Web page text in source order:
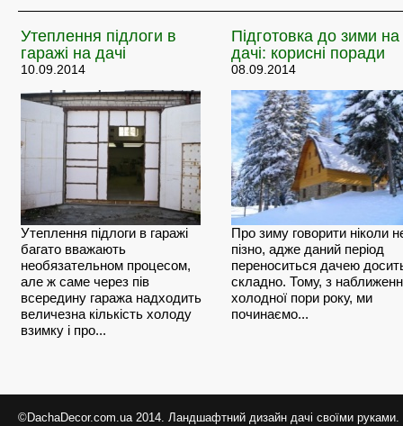
Утеплення підлоги в
гаражі на дачі
10.09.2014
Утеплення підлоги в гаражі
багато вважають
необязательном процесом,
але ж саме через пів
всередину гаража надходить
величезна кількість холоду
взимку і про...
Підготовкадо зими на
дачі: корисні поради
08.09.2014
Про зиму говорити ніколи
пізно, адже даний період
переноситься дачею
складно. Тому, з
холодної пори року, ми
починаємо...
©DachaDecor.com.ua 2014. Ландшафтний дизайн дачі своїми руками.